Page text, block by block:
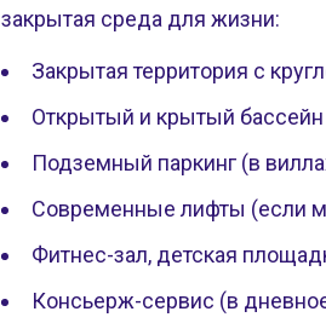
закрытая среда для жизни:
Закрытая территория с
Открытый и крытый бассейн
Подземный паркинг (в
Современные лифты (если
Фитнес-зал, детская
Консьерж-сервис (в